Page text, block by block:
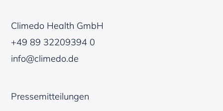
Climedo Health GmbH
+49 89 32209394 0
info@climedo.de
Pressemitteilungen